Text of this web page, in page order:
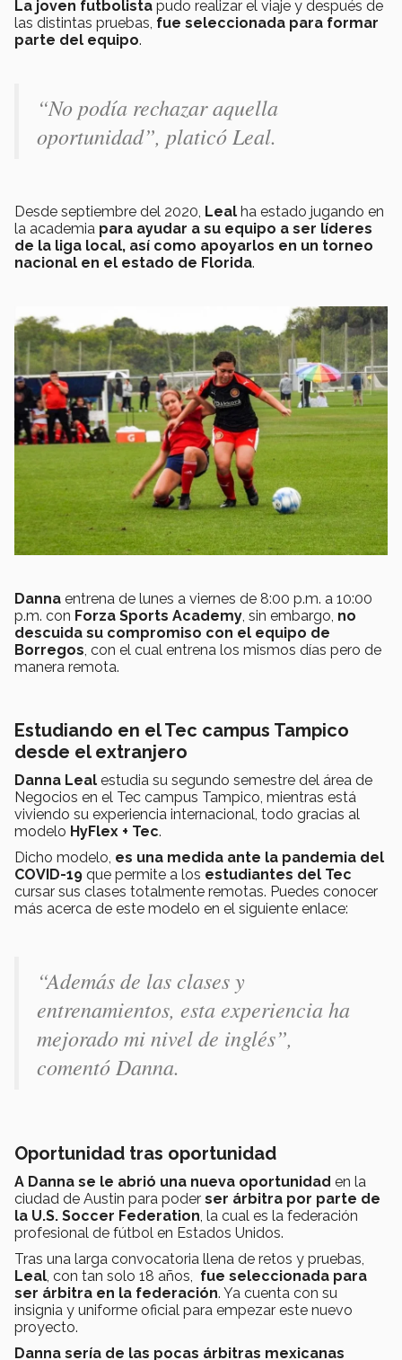
La joven futbolista pudo realizar el viaje y después de
las distintas pruebas, fue seleccionada para formar
parte del equipo.
“No podía rechazar aquella
oportunidad”, platicó Leal.
Desde septiembre del 2020, Leal ha estado jugando en
la academia para ayudar a su equipo a ser líderes
de la liga local, así como apoyarlos en un torneo
nacional en el estado de Florida.
Danna entrena de lunes a viernes de 8:00 p.m. a 10:00
p.m. con Forza Sports Academy, sin embargo, no
descuida su compromiso con el equipo de
Borregos, con el cual entrena los mismos días pero de
manera remota.
Estudiando en el Tec campus Tampico
desde el extranjero
Danna Leal estudia su segundo semestre del área de
Negocios en el Tec campus Tampico, mientras está
viviendo su experiencia internacional, todo gracias al
modelo HyFlex + Tec.
Dicho modelo, es una medida ante la pandemia del
COVID-19 que permite a los estudiantes del Tec
cursar sus clases totalmente remotas. Puedes conocer
más acerca de este modelo en el siguiente enlace:
“Además de las clases y
entrenamientos, esta experiencia ha
mejorado mi nivel de inglés”,
comentó Danna.
Oportunidad tras oportunidad
A Danna se le abrió una nueva oportunidad en la
ciudad de Austin para poder ser árbitra por parte de
la U.S. Soccer Federation, la cual es la federación
profesional de fútbol en Estados Unidos.
Tras una larga convocatoria llena de retos y pruebas,
Leal, con tan solo 18 años, fue seleccionada para
ser árbitra en la federación. Ya cuenta con su
insignia y uniforme oficial para empezar este nuevo
proyecto.
Danna sería de las pocas árbitras mexicanas